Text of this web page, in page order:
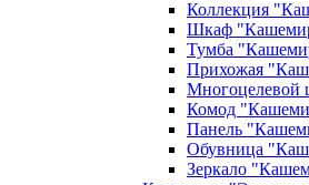
Коллекция
Шкаф
Тумба
Прихожая
Комод
Панель
Обувница
Зеркало